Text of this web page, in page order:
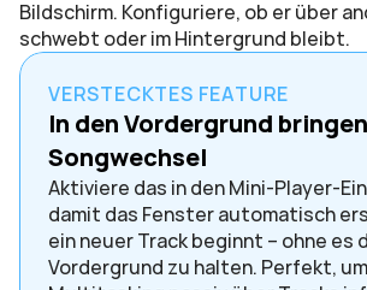
Bildschirm. Konfiguriere, ob er über
schwebt oder im Hintergrund bleibt.
VERSTECKTES FEATURE
In den Vordergrund
Songwechsel
Aktiviere das in den Mini-Player-
damit das Fenster automatisch
ein neuer Track beginnt – ohne es
Vordergrund zu halten. Perfekt,